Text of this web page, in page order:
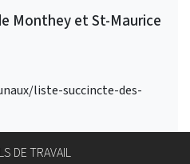
Monthey et St-Maurice
liste-succincte-des-
DE TRAVAIL